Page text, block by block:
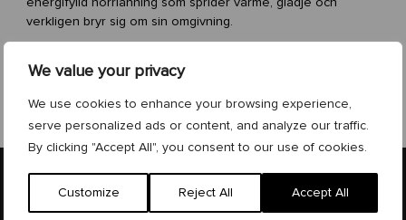
We value your privacy
We use cookies to enhance your browsing experience,
serve personalized ads or content, and analyze our traffic.
By clicking "Accept All", you consent to our use of cookies.
Customize Reject All Accept All
verkligen bryr sig om sin omgivning.
031 375 67 92
maia@goodadvice.se
Kom igång